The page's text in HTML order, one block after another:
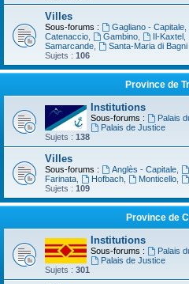
Villes
Sous-forums : Gagliano - Capitale,
Catenaccio
Gambino, Il-Kaxtel,
Samarcande
Santa-Maria di Bagni
Sujets : 106
Province de
Institutions
Sous-forums : Palais
Palais de Justice
Sujets : 138
Villes
Sous-forums : Anglès - Capitale,
Farinata
Hofbach, Monticello,
Sujets : 109
Province de
Institutions
Sous-forums : Palais
Palais de Justice
Sujets : 301